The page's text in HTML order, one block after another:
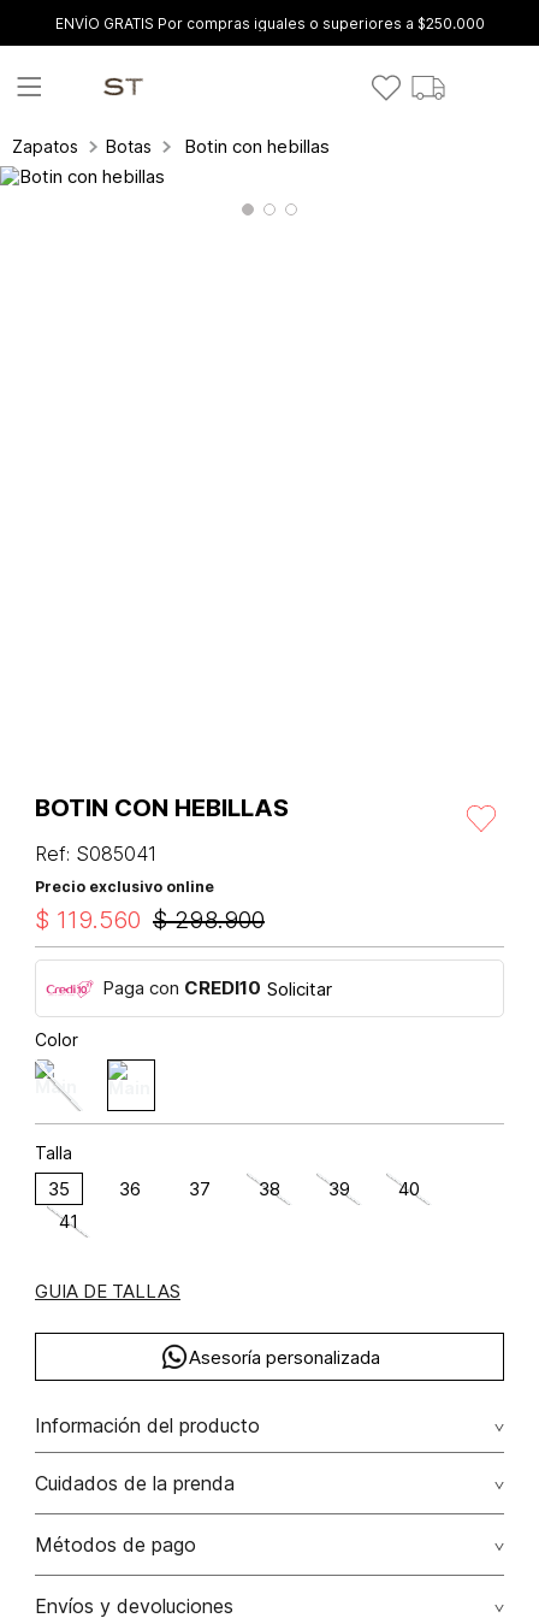
ENVÍO GRATIS Por compras iguales o superiores a $250.000
Zapatos Botas Botin con hebillas
BOTIN CON HEBILLAS
Ref: S085041
Precio exclusivo online
$ 298.900
$ 119.560
Paga con CREDI10 Solicitar
Color
Talla
35 36 37 38 39
40
41
GUIA DE TALLAS
Asesoría personalizada
Información del producto
C46-complementarias sf semana 46 2025 100.00% /
Cuidados de la prenda
Métodos de pago
Tarjetas de crédito: Visa, Dinners, Master Card y American
Envíos y devoluciones